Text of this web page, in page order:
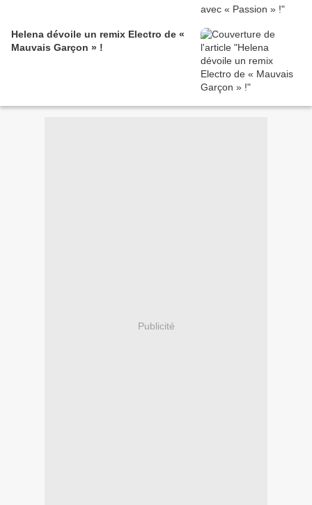
Helena dévoile un remix Electro de «
Mauvais Garçon » !
Publicité